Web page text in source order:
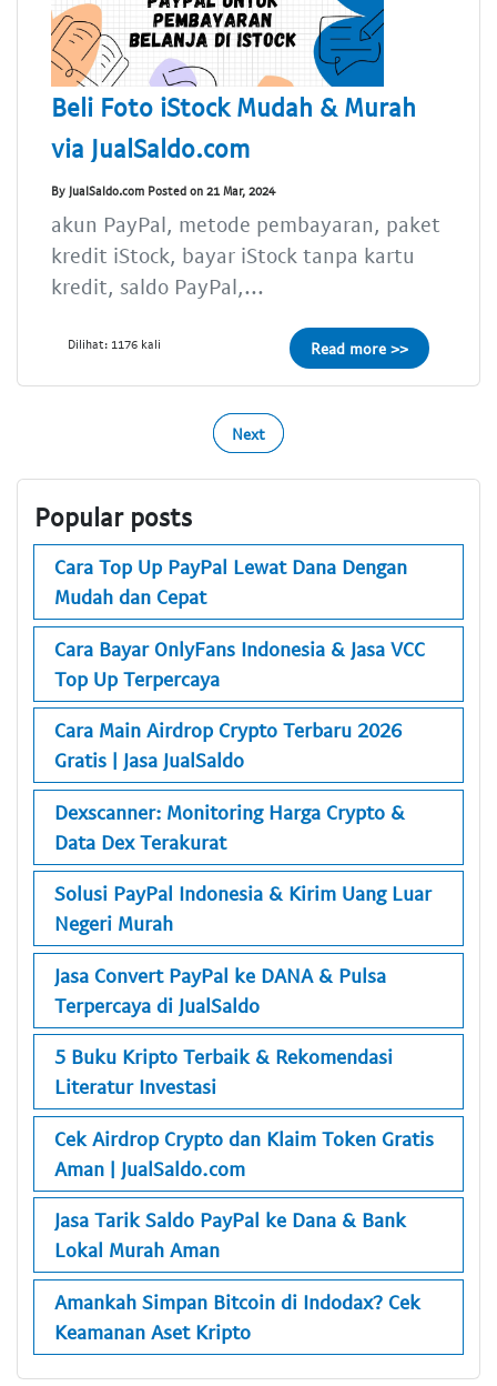
Beli Foto iStock Mudah & Murah
via JualSaldo.com
By JualSaldo.com Posted on 21 Mar, 2024
akun PayPal, metode pembayaran, paket
kredit iStock, bayar iStock tanpa kartu
kredit, saldo PayPal,...
Dilihat: 1176 kali Read more >>
Next
Popular posts
Cara Top Up PayPal Lewat Dana Dengan
Mudah dan Cepat
Cara Bayar OnlyFans Indonesia & Jasa VCC
Top Up Terpercaya
Cara Main Airdrop Crypto Terbaru 2026
Gratis | Jasa JualSaldo
Dexscanner: Monitoring Harga Crypto &
Data Dex Terakurat
Solusi PayPal Indonesia & Kirim Uang Luar
Negeri Murah
Jasa Convert PayPal ke DANA & Pulsa
Terpercaya di JualSaldo
5 Buku Kripto Terbaik & Rekomendasi
Literatur Investasi
Cek Airdrop Crypto dan Klaim Token Gratis
Aman | JualSaldo.com
Jasa Tarik Saldo PayPal ke Dana & Bank
Lokal Murah Aman
Amankah Simpan Bitcoin di Indodax? Cek
Keamanan Aset Kripto